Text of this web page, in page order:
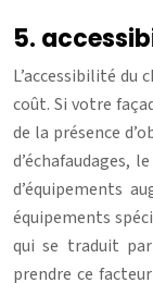
5.
L’accessibilité
coût. Si votre
de la présence
d’échafaudages,
d’équipements
équipements
qui se traduit
prendre ce